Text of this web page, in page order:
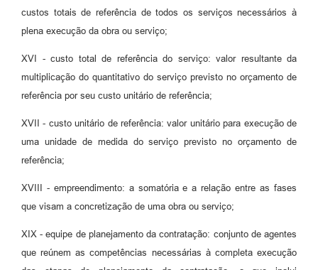
custos totais de referência de todos os serviços necessários à
plena execução da obra ou serviço;
XVI - custo total de referência do serviço: valor resultante da
multiplicação do quantitativo do serviço previsto no orçamento de
referência por seu custo unitário de referência;
XVII - custo unitário de referência: valor unitário para execução de
uma unidade de medida do serviço previsto no orçamento de
referência;
XVIII - empreendimento: a somatória e a relação entre as fases
que visam a concretização de uma obra ou serviço;
XIX - equipe de planejamento da contratação: conjunto de agentes
que reúnem as competências necessárias à completa execução